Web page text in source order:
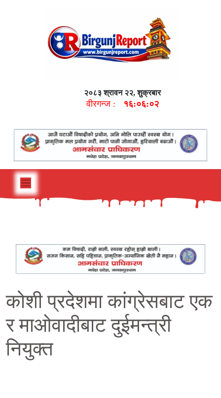
२०८३ श्रावन २२, शुक्रबार
वीरगन्ज : १६:०६:०३
कोशी प्रदेशमा कांग्रेसबाट एक
र माओवादीबाट दुईमन्त्री
नियुक्त